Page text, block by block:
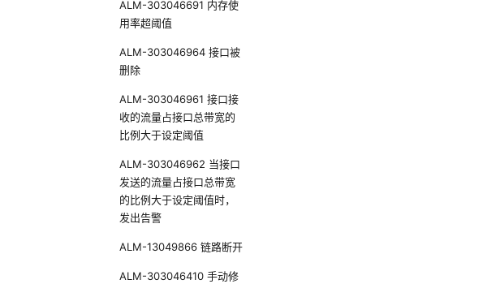
ALM-303046691 内存使
用率超阈值
ALM-303046964 接口被
删除
ALM-303046961 接口接
收的流量占接口总带宽的
比例大于设定阈值
ALM-303046962 当接口
发送的流量占接口总带宽
的比例大于设定阈值时，
发出告警
ALM-13049866 链路断开
ALM-303046410 手动修